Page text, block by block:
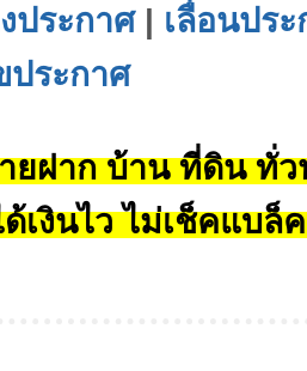
ประกาศ| เลื่อนปร
ประกาศ
ยฝาก บ้าน ที่ดิน ทั่ว
ด้เงินไว ไม่เช็คแบล็